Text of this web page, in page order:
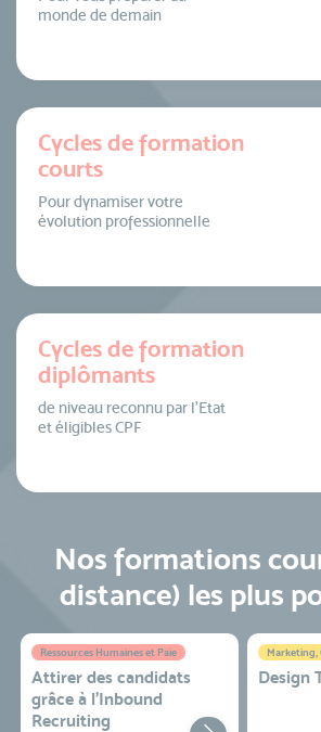
monde de demain
Cycles de formation
courts
Pour dynamiser votre
évolution professionnelle
Cycles de formation
diplômants
de niveau reconnu par l’Etat
et éligibles CPF
Nos formations
distance) les plus
Ressources Humaines et Paie
Attirer des candidats
grâce à l’Inbound
Recruiting
Marketing,
Design